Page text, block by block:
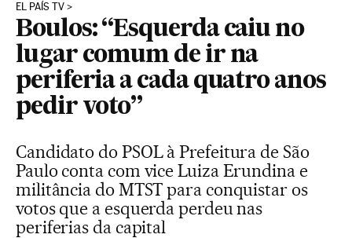
EL PAÍS TV
Boulos: “Esquerda caiu no
lugar comum de ir na
periferia a cada quatro anos
pedir voto”
Candidato do PSOL à Prefeitura de São
Paulo conta com vice Luiza Erundina e
militância do MTST para conquistar os
votos que a esquerda perdeu nas
periferias da capital